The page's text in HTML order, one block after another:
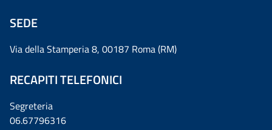
SEDE
Via della Stamperia 8, 00187 Roma (RM)
RECAPITI TELEFONICI
Segreteria
06.67796316